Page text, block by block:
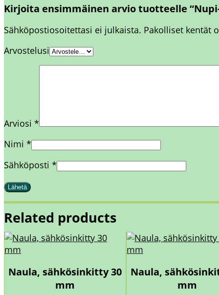
Kirjoita ensimmäinen arvio tuotteelle
Sähköpostiosoitettasi ei julkaista. Pakolliset kentät
Arvostelusi
Arviosi *
Nimi *
Sähköposti *
Related products
Naula, sähkösinkitty 30
mm
Naula,
mm